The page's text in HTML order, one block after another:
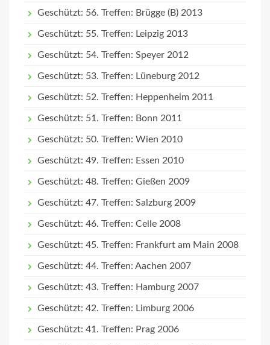
Geschützt: 56. Treffen: Brügge (B) 2013
Geschützt: 55. Treffen: Leipzig 2013
Geschützt: 54. Treffen: Speyer 2012
Geschützt: 53. Treffen: Lüneburg 2012
Geschützt: 52. Treffen: Heppenheim 2011
Geschützt: 51. Treffen: Bonn 2011
Geschützt: 50. Treffen: Wien 2010
Geschützt: 49. Treffen: Essen 2010
Geschützt: 48. Treffen: Gießen 2009
Geschützt: 47. Treffen: Salzburg 2009
Geschützt: 46. Treffen: Celle 2008
Geschützt: 45. Treffen: Frankfurt am Main 2008
Geschützt: 44. Treffen: Aachen 2007
Geschützt: 43. Treffen: Hamburg 2007
Geschützt: 42. Treffen: Limburg 2006
Geschützt: 41. Treffen: Prag 2006